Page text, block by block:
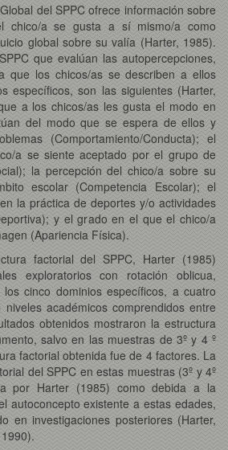
del SPPC ofrece información sobre
a se gusta a sí mismo/a como
global sobre su valía (Harter, 1985).
que evalúan las autopercepciones,
que los chicos/as se describen a ellos
específicos, son las siguientes (Harter,
a los chicos/as les gusta el modo en
del modo que se espera de ellos y
(Comportamiento/Conducta); el
a se siente aceptado por el grupo de
la percepción del chico/a sobre su
escolar (Competencia Escolar); el
la práctica de deportes y/o actividades
y el grado en el que el chico/a
(Apariencia Física).
factorial del SPPC, Harter (1985)
exploratorios con rotación oblicua,
los cinco dominios específicos, a cuatro
académicos comprendidos entre
obtenidos mostraron la estructura
salvo en las muestras de 3º y 4 º
factorial obtenida fue de 4 factores. La
del SPPC en estas muestras (3º y 4º
por Harter (1985) como debida a la
autoconcepto existente a estas edades,
en investigaciones posteriores (Harter,